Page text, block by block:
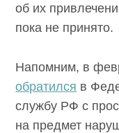
об их
пока не принято.
Напомним, в
обратился в
службу РФ с
на предмет